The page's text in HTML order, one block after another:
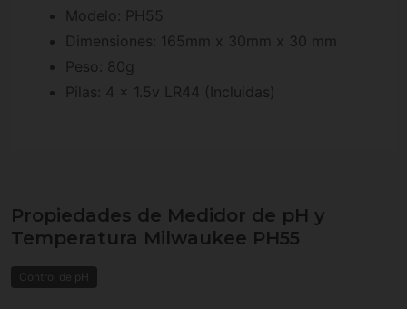
Modelo: PH55
Dimensiones: 165mm x 30mm x 30 mm
Peso: 80g
Pilas: 4 x 1.5v LR44 (Incluidas)
Propiedades de Medidor de pH y
Temperatura Milwaukee PH55
Control de pH